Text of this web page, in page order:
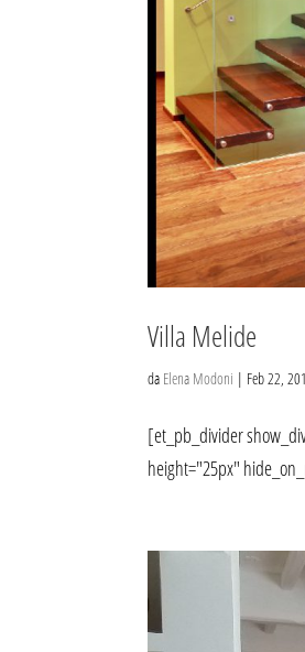
Villa Melide
da Elena Modoni | Feb 22,
[et_pb_divider
height="25px"